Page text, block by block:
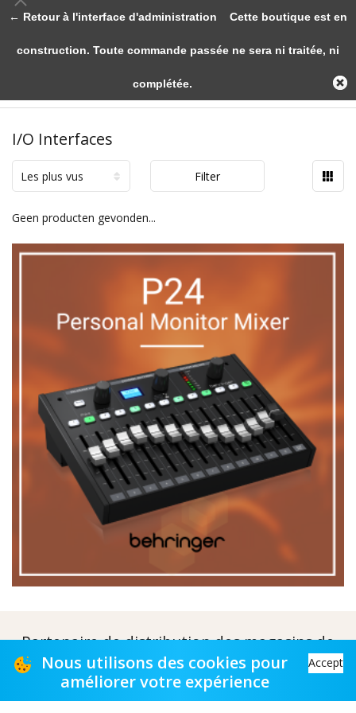
I/O Interfaces
Les plus vus Filter
Geen producten gevonden...
Partenaire de distribution des magasins de
musique
Distribution partner to music stores
← Retour à l'interface d'administration Cette boutique est en
construction. Toute commande passée ne sera ni traitée, ni
complétée.
Nous utilisons des cookies pour
améliorer votre expérience
Accept